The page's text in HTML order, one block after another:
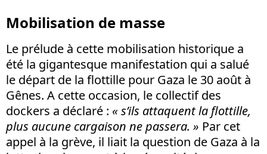
Mobilisation de masse
Le prélude à cette mobilisation historique a
été la gigantesque manifestation qui a salué
le départ de la flottille pour Gaza le 30 août à
Gênes. A cette occasion, le collectif des
dockers a déclaré : « s’ils attaquent la flottille,
plus aucune cargaison ne passera. » Par cet
appel à la grève, il liait la question de Gaza à la